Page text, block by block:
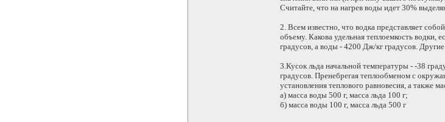
Считайте, что на нагрев воды идет 30%
2. Всем известно, что водка представляет
объему. Какова удельная теплоемкость водки,
градусов, а воды - 4200 Дж/кг градусов.
3.Кусок льда начальной температуры - -38
градусов. Пренебрегая теплообменом с
установления теплового равновесия, а также
а) масса воды 500 г, масса льда 100 г;
б) масса воды 100 г, масса льда 500 г